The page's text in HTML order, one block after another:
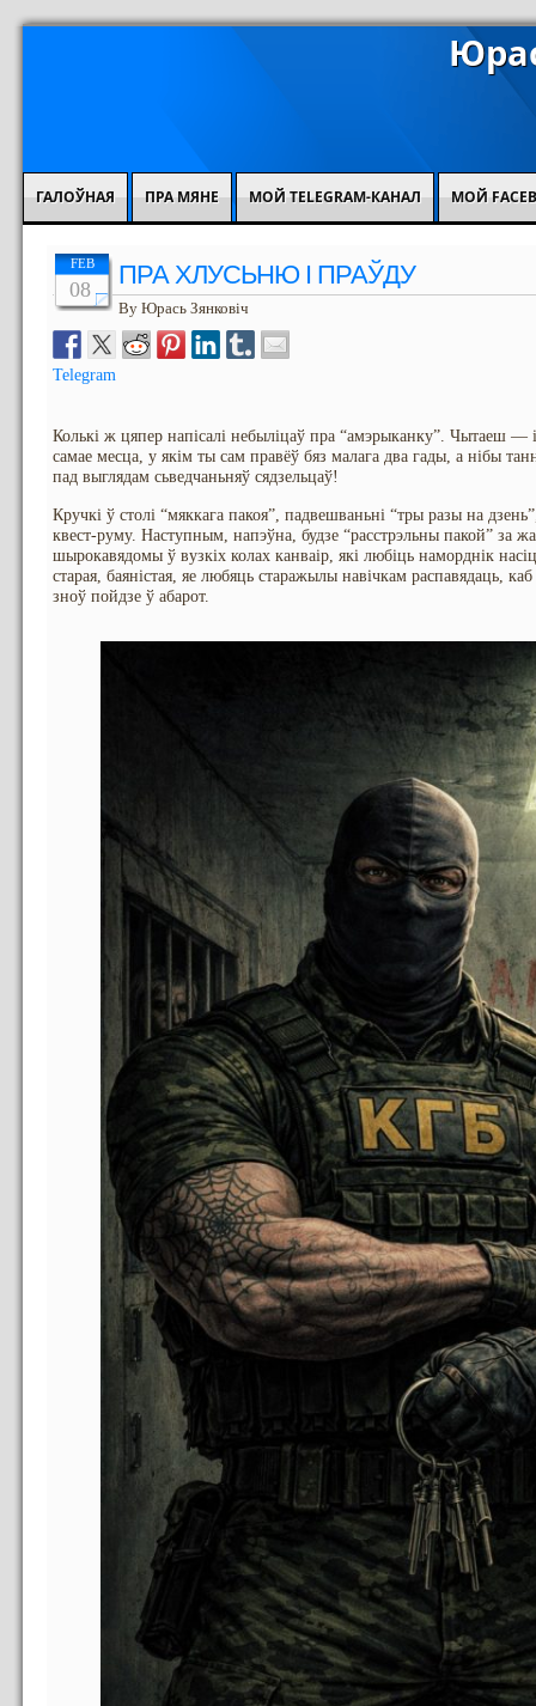
ГАЛОЎНАЯ ПРА МЯНЕ МОЙ TELEGRAM-КАНАЛ МОЙ
FEB
08 ПРА ХЛУСЬНЮ І ПРАЎДУ
By Юрась Зянковіч
Telegram
Колькі ж цяпер напісалі небыліцаў пра “амэрыканку”. Чытаеш —
самае месца, у якім ты сам правёў бяз малага два гады, а нібы
пад выглядам сьведчаньняў сядзельцаў!
Кручкі ў столі “мяккага пакоя”, падвешваньні “тры разы на
квест-руму. Наступным, напэўна, будзе “расстрэльны пакой” за
шырокавядомы ў вузкіх колах канваір, які любіць наморднік
старая, баяністая, яе любяць старажылы навічкам распавядаць,
зноў пойдзе ў абарот.